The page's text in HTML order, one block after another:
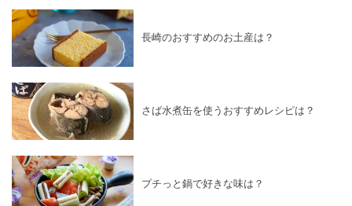
長崎のおすすめのお土産は？
さば水煮缶を使うおすすめレシピは？
プチっと鍋で好きな味は？